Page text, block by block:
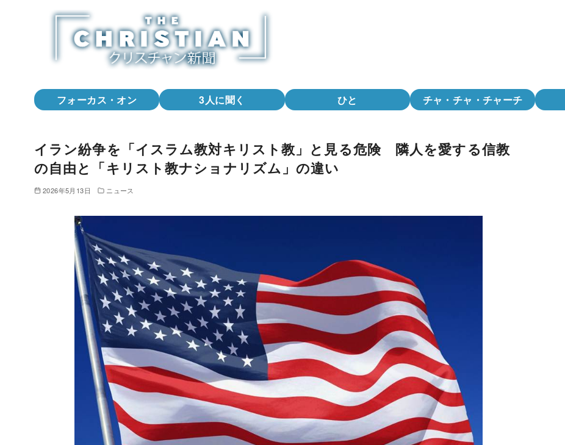
フォーカス・オン 3人に聞く ひと チャ・チャ・チャーチ
イラン紛争を「イスラム教対キリスト教」と見る危険 隣人を愛する信教
の自由と「キリスト教ナショナリズム」の違い
2026年5月13日 ニュース